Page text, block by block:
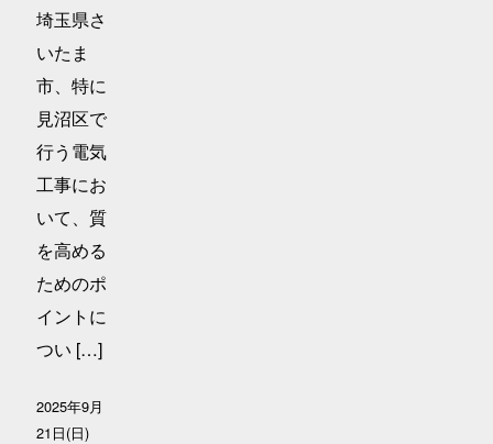
埼玉県さ
いたま
市、特に
見沼区で
行う電気
工事にお
いて、質
を高める
ためのポ
イントに
つい […]
2025年9月
21日(日)